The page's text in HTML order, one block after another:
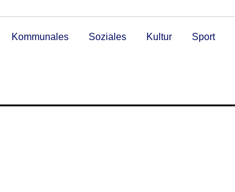
Kommunales Soziales Kultur Sport